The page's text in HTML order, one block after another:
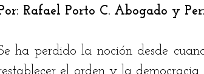
Rafael Porto C. Abogado y
ha perdido la noción desde